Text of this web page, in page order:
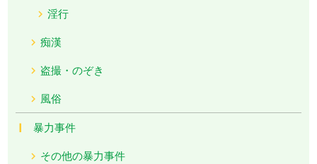
淫行
痴漢
盗撮・のぞき
風俗
暴力事件
その他の暴力事件